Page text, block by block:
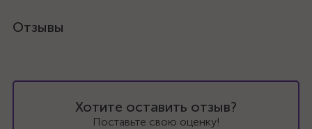
Отзывы
Хотите оставить отзыв?
Поставьте свою оценку!